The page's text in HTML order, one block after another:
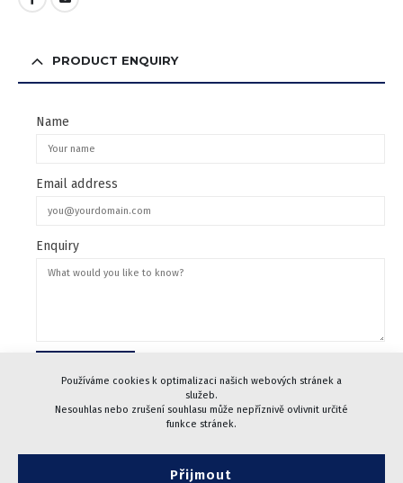
Používáme cookies k optimalizaci našich webových stránek a
služeb.
Nesouhlas nebo zrušení souhlasu může nepříznivě ovlivnit určité
funkce stránek.
Přijmout
PRODUCT ENQUIRY
Name
Email address
Enquiry
© 2005-2024 CHARVÁT Pacovské strojírny, a.s.